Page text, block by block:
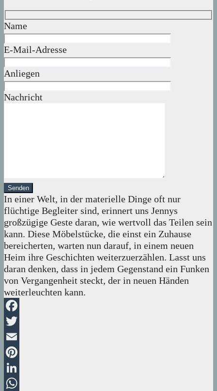
Name
E-Mail-Adresse
Anliegen
Nachricht
In einer Welt, in der materielle Dinge oft nur
flüchtige Begleiter sind, erinnert uns Jennys
großzügige Geste daran, wie wertvoll das Teilen sein
kann. Diese Möbelstücke, die einst ein Zuhause
bereicherten, warten nun darauf, in einem neuen
Heim ihre Geschichten weiterzuerzählen. Lasst uns
daran denken, dass in jedem Gegenstand ein Funken
von Vergangenheit steckt, der in neuen Händen
weiterleuchten kann.
Facebook
Twitter
Email
Pinterest
LinkedIn